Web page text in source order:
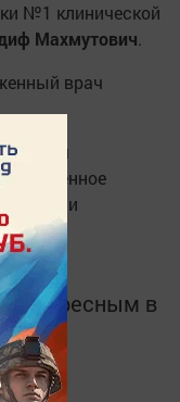
№1 клинической
Махмутович.
врач
и
интересным в